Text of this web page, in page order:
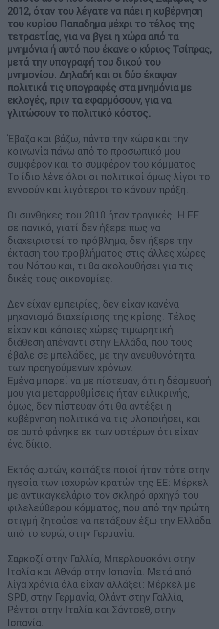
2012, όταν του λέγατε να πάει η κυβέρνηση
του κυρίου Παπαδημα μέχρι το τέλος της
τετραετίας, για να βγει η χώρα από τα
μνημόνια ή αυτό που έκανε ο κύριος Τσίπρας,
μετά την υπογραφή του δικού του
μνημονίου. Δηλαδή και οι δύο έκαψαν
πολιτικά τις υπογραφές στα μνημόνια με
εκλογές, πριν τα εφαρμόσουν, για να
γλιτώσουν το πολιτικό κόστος.
Έβαζα και βάζω, πάντα την χώρα και την
κοινωνία πάνω από το προσωπικό μου
συμφέρον και το συμφέρον του κόμματος.
Το ίδιο λένε όλοι οι πολιτικοί όμως λίγοι το
εννοούν και λιγότεροι το κάνουν πράξη.
Οι συνθήκες του 2010 ήταν τραγικές. Η ΕΕ
σε πανικό, γιατί δεν ήξερε πως να
διαχειριστεί το πρόβλημα, δεν ήξερε την
έκταση του προβλήματος στις άλλες χώρες
του Νότου και, τι θα ακολουθήσει για τις
δικές τους οικονομίες.
Δεν είχαν εμπειρίες, δεν είχαν κανένα
μηχανισμό διαχείρισης της κρίσης. Τέλος
είχαν και κάποιες χώρες τιμωρητική
διάθεση απέναντι στην Ελλάδα, που τους
έβαλε σε μπελάδες, με την ανευθυνότητα
των προηγούμενων χρόνων.
Εμένα μπορεί να με πίστευαν, ότι η δέσμευσή
μου για μεταρρυθμίσεις ήταν ειλικρινής,
όμως, δεν πίστευαν ότι θα αντέξει η
κυβέρνηση πολιτικά να τις υλοποιήσει, και
σε αυτό φάνηκε εκ των υστέρων ότι είχαν
ένα δίκιο.
Εκτός αυτών, κοιτάξτε ποιοί ήταν τότε στην
ηγεσία των ισχυρών κρατών της ΕΕ: Μέρκελ
με αντικαγκελάριο τον σκληρό αρχηγό του
φιλελεύθερου κόμματος, που από την πρώτη
στιγμή ζητούσε να πετάξουν έξω την Ελλάδα
από το ευρώ, στην Γερμανία.
Σαρκοζί στην Γαλλία, Μπερλουσκόνι στην
Ιταλία και Αθνάρ στην Ισπανία. Μετά από
λίγα χρόνια όλα είχαν αλλάξει: Μέρκελ με
SPD, στην Γερμανία, Ολάντ στην Γαλλία,
Ρέντσι στην Ιταλία και Σάντσεθ, στην
Ισπανία.